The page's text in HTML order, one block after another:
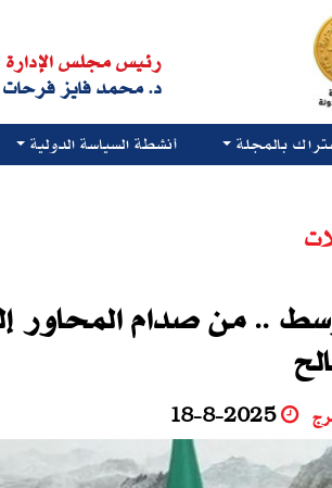
رئيس مجلس الإدارة
د. محمد فايز فرحات
بالمجلة أنشطة السياسة الدولية
.. من صدام المحاور
18-8-2025